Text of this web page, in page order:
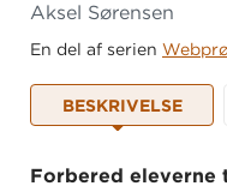
Aksel Sørensen
En del af serien
BESKRIVELSE
Forbered eleverne